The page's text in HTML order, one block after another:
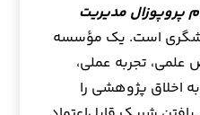
پروپوزال مدیریت
است. یک مؤسسه
علمی، تجربه عملی،
اخلاق پژوهشی را